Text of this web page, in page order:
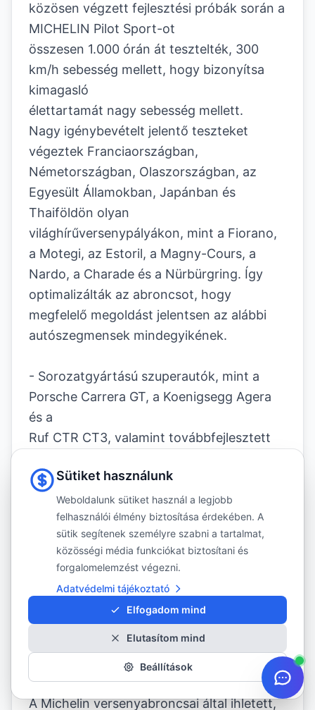
közösen végzett fejlesztési próbák során a
MICHELIN Pilot Sport-ot
összesen 1.000 órán át tesztelték, 300
km/h sebesség mellett, hogy bizonyítsa
kimagasló
élettartamát nagy sebesség mellett.
Nagy igénybevételt jelentő teszteket
végeztek Franciaországban,
Németországban, Olaszországban, az
Egyesült Államokban, Japánban és
Thaiföldön olyan
világhírűversenypályákon, mint a Fiorano,
a Motegi, az Estoril, a Magny-Cours, a
Nardo, a Charade és a Nürbürgring. Így
optimalizálták az abroncsot, hogy
megfelelő megoldást jelentsen az alábbi
autószegmensek mindegyikének.
- Sorozatgyártású szuperautók, mint a
Porsche Carrera GT, a Koenigsegg Agera
és a
Ruf CTR CT3, valamint továbbfejlesztett
- Sorozatgyártású luxus szupersport
autók, mint a Porsche 997 és a Ferrari 458
Italia, és
továbbfejlesztett modellek, mint az Audi
R8 MTM.
a BMW M3 és a Subaru WRX STi, valamint
továbbfejlesztett modellek, mint a Nissan
GT-R Novidem. 9
Bepillantás az innovációba
A Michelin versenyabroncsai által ihletett,
Sütiket használunk
Weboldalunk sütiket használ a legjobb
felhasználói élmény biztosítása érdekében. A
sütik segítenek személyre szabni a tartalmat,
közösségi média funkciókat biztosítani és
forgalomelemzést végezni.
Adatvédelmi tájékoztató
Elfogadom mind
Elutasítom mind
Beállítások